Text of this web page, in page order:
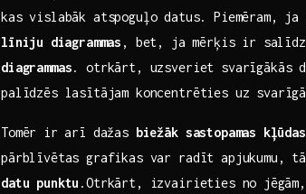
kas‍ vislabāk atspoguļo⁢ datus. Piemēram,
līniju ⁣diagrammas ,‌ bet, ja⁢ mērķis ir
diagrammas. otrkārt, ‌uzsveriet svarīgākās
palīdzēs ​lasītājam koncentrēties uz
Tomēr ir⁢ arī ‍dažas biežāk sastopamas⁢ kļūdas
pārblīvētas grafikas var radīt ‌apjukumu,​
datu punktu .Otrkārt, izvairieties no ⁣jēgām,